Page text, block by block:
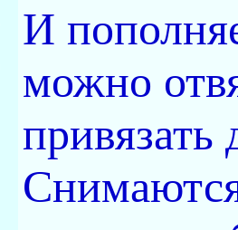
И
можно
привязать